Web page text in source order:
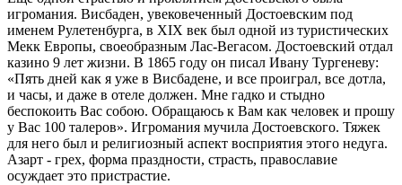
игромания. Висбаден, увековеченный Достоевским под
именем Рулетенбурга, в XIX век был одной из туристических
Мекк Европы, своеобразным Лас-Вегасом. Достоевский отдал
казино 9 лет жизни. В 1865 году он писал Ивану Тургеневу:
«Пять дней как я уже в Висбадене, и все проиграл, все дотла,
и часы, и даже в отеле должен. Мне гадко и стыдно
беспокоить Вас собою. Обращаюсь к Вам как человек и прошу
у Вас 100 талеров». Игромания мучила Достоевского. Тяжек
для него был и религиозный аспект восприятия этого недуга.
Азарт - грех, форма праздности, страсть, православие
осуждает это пристрастие.